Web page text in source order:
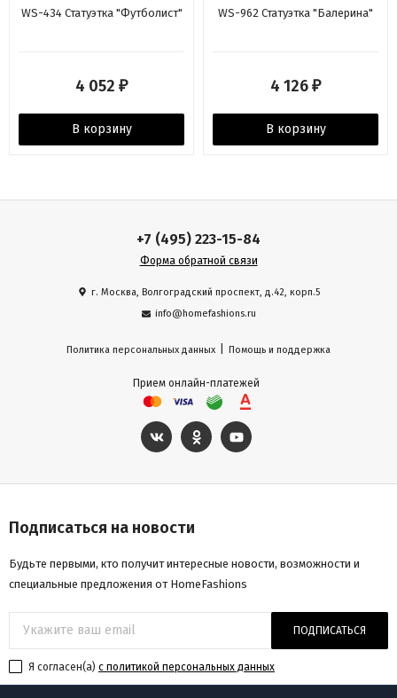
WS-434 Статуэтка "Футболист"
4 052 ₽
В корзину
WS-962 Статуэтка "Балерина"
4 126 ₽
В корзину
+7 (495) 223-15-84
Форма обратной связи
г. Москва, Волгоградский проспект, д.42, корп.5
info@homefashions.ru
Политика персональных данных Помощь и поддержка
Прием онлайн-платежей
Подписаться на новости
Будьте первыми, кто получит интересные новости, возможности и
специальные предложения от HomeFashions
ПОДПИСАТЬСЯ
Я согласен(a) с политикой персональных данных